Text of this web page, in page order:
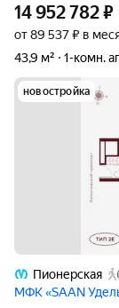
14 952 782₽
от 89 537 ₽ в
43,9 м²
1-комн.
новостройка
Пионерская
МФК «SAAN